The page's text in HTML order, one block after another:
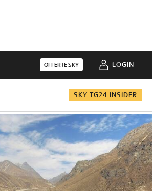
OFFERTE SKY LOGIN
SKY TG24 INSIDER